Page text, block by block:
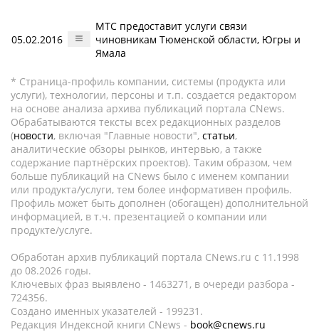
05.02.2016
МТС предоставит услуги связи
чиновникам Тюменской области, Югры и
Ямала
* Страница-профиль компании, системы (продукта или
услуги), технологии, персоны и т.п. создается редактором
на основе анализа архива публикаций портала CNews.
Обрабатываются тексты всех редакционных разделов
(новости, включая "Главные новости", статьи,
аналитические обзоры рынков, интервью, а также
содержание партнёрских проектов). Таким образом, чем
больше публикаций на CNews было с именем компании
или продукта/услуги, тем более информативен профиль.
Профиль может быть дополнен (обогащен) дополнительной
информацией, в т.ч. презентацией о компании или
продукте/услуге.
Обработан архив публикаций портала CNews.ru c 11.1998
до 08.2026 годы.
Ключевых фраз выявлено - 1463271, в очереди разбора -
724356.
Создано именных указателей - 199231.
Редакция Индексной книги CNews - book@cnews.ru